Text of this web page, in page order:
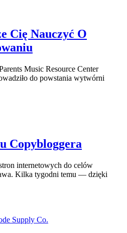
Cię Nauczyć O
Music Resource Center
do powstania wytwórni
Copybloggera
internetowych do celów
Kilka tygodni temu — dzięki
Supply Co.